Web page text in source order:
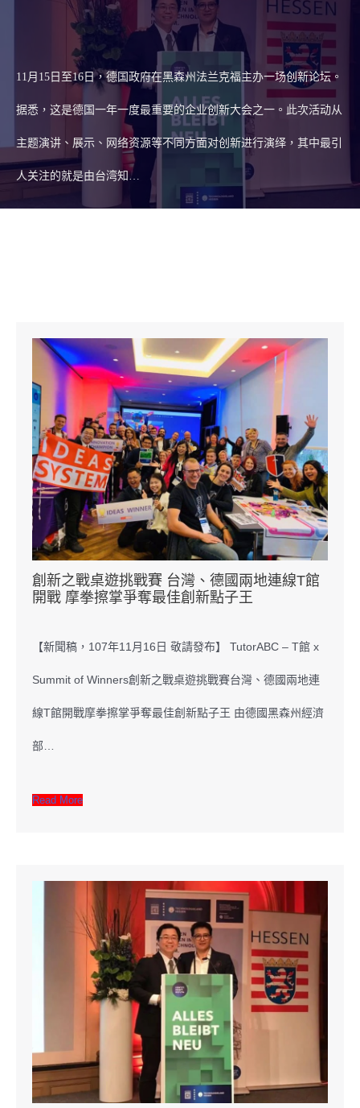
11月15日至16日，德国政府在黑森州法兰克福主办一场创新论坛。
据悉，这是德国一年一度最重要的企业创新大会之一。此次活动从
主题演讲、展示、网络资源等不同方面对创新进行演绎，其中最引
人关注的就是由台湾知…
創新之戰桌遊挑戰賽 台灣、德國兩地連線T館
開戰 摩拳擦掌爭奪最佳創新點子王
【新聞稿，107年11月16日 敬請發布】 TutorABC – T館 x
Summit of Winners創新之戰桌遊挑戰賽台灣、德國兩地連
線T館開戰摩拳擦掌爭奪最佳創新點子王 由德國黑森州經濟
部…
Read More